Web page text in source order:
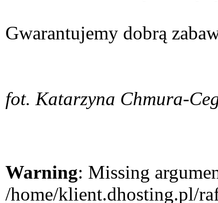
Gwarantujemy dobrą
fot. Katarzyna Chmura-
Warning: Missing
/home/klient.dhosting.pl/